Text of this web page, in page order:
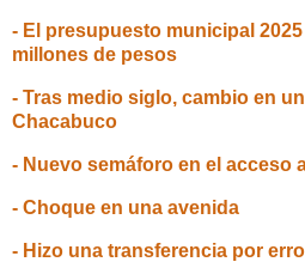
- El presupuesto municipal 2025
millones de pesos
- Tras medio siglo, cambio en
Chacabuco
- Nuevo semáforo en el acceso
- Choque en una avenida
- Hizo una transferencia por